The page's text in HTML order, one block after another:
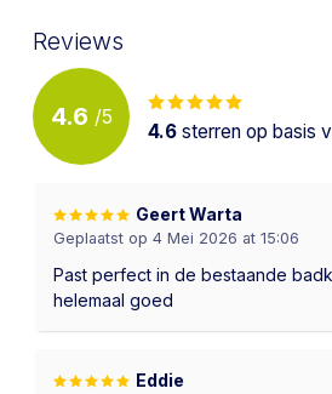
Reviews
4.6 /5
4.6 sterren op basis
Geert Warta
Geplaatst op 4 Mei 2026 at 15:06
Past perfect in de bestaande
helemaal goed
Eddie